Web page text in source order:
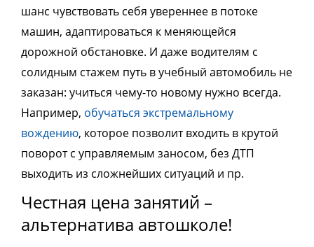
шанс чувствовать себя увереннее в потоке
машин, адаптироваться к меняющейся
дорожной обстановке. И даже водителям с
солидным стажем путь в учебный автомобиль не
заказан: учиться чему-то новому нужно всегда.
Например, обучаться экстремальному
вождению, которое позволит входить в крутой
поворот с управляемым заносом, без ДТП
выходить из сложнейших ситуаций и пр.
Честная цена занятий –
альтернатива автошколе!